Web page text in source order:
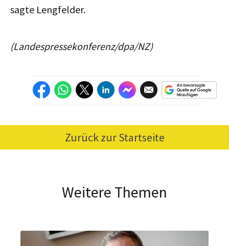
sagte Lengfelder.
(Landespressekonferenz/dpa/NZ)
Zurück zur Startseite
Weitere Themen